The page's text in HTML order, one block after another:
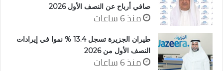
صافي أرباح عن النصف الأول 2026
منذ 6 ساعات
طيران الجزيرة تسجل 13.4 % نموا في إيرادات
النصف الأول من 2026
منذ 6 ساعات